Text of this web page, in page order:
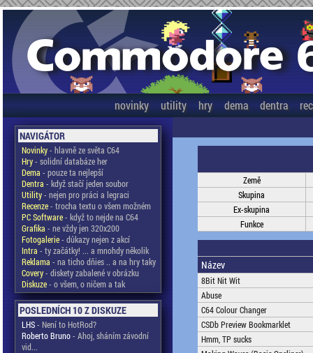
novinky utility hry dema dentra
NAVIGÁTOR
Novinky- hlavně ze světa C64
Hry- solidní databáze her
Dema - pouze ta nejlepší
Dentra - když stačí jeden soubor
Utility- nejen pro práci a legraci
Recenze- trocha textu o všem možném
PC Software- když to nejde na C64
Grafika - ne vždy jen 320x200
Fotogalerie- důkazy nejen z akcí
Intra - ty začátky! ... a mnohdy několik
Reklama - na ticho dňies .. a na hry taky
Covery- diskety zabalené v obrázku
Diskuze- o všem, o ničem a tak
POSLEDNÍCH 10 Z DISKUZE
LHS- Není to HotRod?
Roberto Bruno- Ahoj, sháním závodní
vid...
Země
Skupina
Ex-skupina
Funkce
Název
8Bit Nit Wit
Abuse
C64 Colour Changer
CSDb Preview Bookmarklet
Hmm, TP sucks